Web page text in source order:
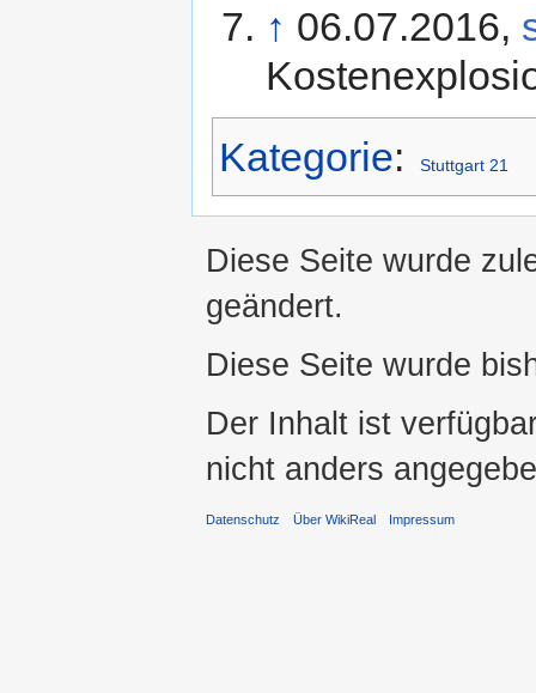
↑ 06.07.2016,
Kategorie: Stuttgart 21
Diese Seite wurde
geändert.
Diese Seite wurde
Der Inhalt ist
nicht anders
Datenschutz Über WikiReal Impressum